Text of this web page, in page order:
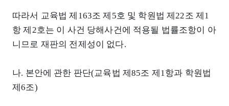
따라서 교육법 제163조 제5호 및 학원법 제22조 제1
항 제2호는 이 사건 당해사건에 적용될 법률조항이 아
니므로 재판의 전제성이 없다.
나. 본안에 관한 판단(교육법 제85조 제1항과 학원법
제6조)